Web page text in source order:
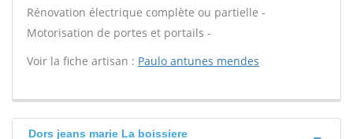
Rénovation électrique complète ou partielle -
Motorisation de portes et portails -
Voir la fiche artisan : Paulo antunes mendes
Dors jeans marie La boissiere